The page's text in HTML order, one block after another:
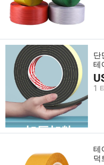
단
테
1
테
덕